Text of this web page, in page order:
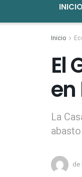
INICIO
Inicio
El
en
La
de